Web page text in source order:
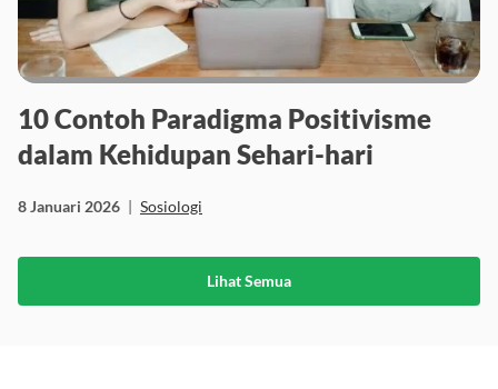
10 Contoh Paradigma Positivisme
dalam Kehidupan Sehari-hari
8 Januari 2026 | Sosiologi
Lihat Semua